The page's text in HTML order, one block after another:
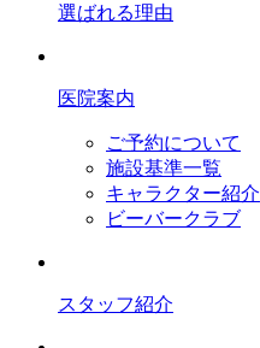
選ばれる理由
医院案内
ご予約について
施設基準一覧
キャラクター紹介
ビーバークラブ
スタッフ紹介